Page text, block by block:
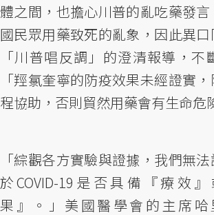
體之間，也擔心川普的亂吃藥發
國民眾用藥致死的亂象，因此異
「川普唱反調」的澄清報導，不
「羥氯奎寧的防疫效果未經證實
程協助，否則貿然用藥會有生命危
「綜觀各方實驗與證據，我們無
於COVID-19是否具備『療效
果』。」美國醫學會的主席哈